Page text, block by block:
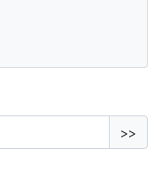
>>